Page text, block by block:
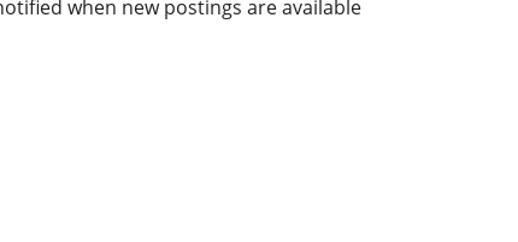
when new postings are available